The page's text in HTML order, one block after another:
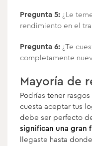
Pregunta 5:¿Le
rendimiento en el
Pregunta 6:¿Te
completamente
Mayoría de
Podrías tener
cuesta aceptar tus
debe ser perfecto
significan una gran
llegaste hasta